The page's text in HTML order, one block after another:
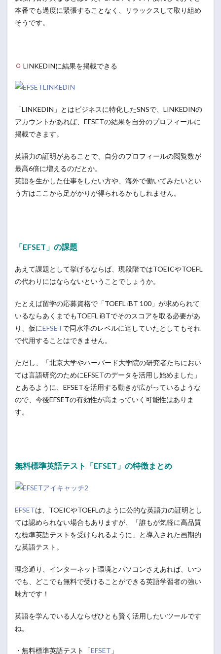
本番でも過度に緊張することなく、リラックスして取り組め
そうです。
LINKEDINに結果を掲載できる
「LINKEDIN」とはビジネスに特化したSNSで、LINKEDINの
アカウントがあれば、EFSETの結果を自分のプロフィールに
掲載できます。
英語力の証明があることで、自分のプロフィールの閲覧数が
最高6倍に増えるのだとか。
英語を生かした仕事をしたい方や、海外で働いてみたいとい
う方はここから足がかりが得られるかもしれません。
「EFSET」の課題
あえて課題として挙げるならば、現段階ではTOEICやTOEFL
の代わりにはならないということでしょうか。
たとえば留学の応募資格で「TOEFL iBT 100」が求められて
いるならあくまでもTOEFL iBTでそのスコアを取る必要があ
り、仮にEFSETで同水準のレベルに達していたとしてもそれ
で代用することはできません。
ただし、「北京大学やハーバード大学院の研究者たちにおい
ては言語研究のためにEFSETのデータを活用し始めました」
とあるように、EFSETを活用する動きが広がっているような
ので、今後EFSETの有効性が高まっていく可能性はありま
す。
無料標準英語テスト「EFSET」の特徴まとめ
EFSETは、TOEICやTOEFLのように公的な英語力の証明とし
ては認められない場合もありますが、「誰もが気軽に高品質
な標準英語テストを受けられるように」と導入された画期的
な英語テスト。
理念通り、インターネット環境とパソコンさえあれば、いつ
でも、どこでも無料で受けることができる英語学習者の強い
味方です！
英語を学んでいる人ならぜひとも賢く活用したいツールです
ね。
・無料標準英語テスト「EFSET 」